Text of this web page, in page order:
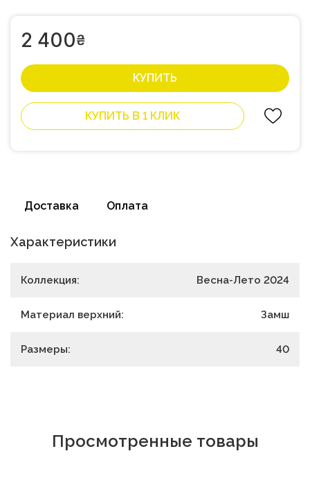
2 400₴
КУПИТЬ
КУПИТЬ В 1 КЛИК
Доставка Оплата
Характеристики
Коллекция: Весна-Лето 2024
Материал верхний: Замш
Размеры: 40
Просмотренные товары